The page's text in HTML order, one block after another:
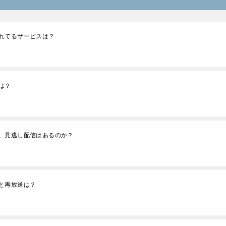
てるサービスは？
？
見逃し配信はあるのか？
再放送は？